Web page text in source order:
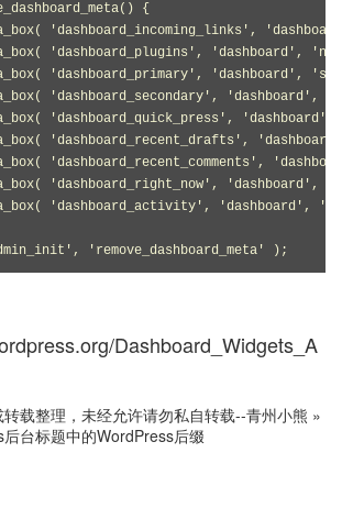
{
'dashboard_incoming_links',
'dashboard_plugins', 'dashboard',
'dashboard_primary', 'dashboard',
'dashboard_secondary', 'dashboard',
'dashboard_quick_press', 'dashboard',
'dashboard_recent_drafts',
'dashboard_recent_comments',
'dashboard_right_now', 'dashboard',
'dashboard_activity', 'dashboard',
'remove_dashboard_meta' );
Dashboard_Widgets_A
载整理，未经允许请勿私自转载--青州小熊 »
台标题中的WordPress后缀